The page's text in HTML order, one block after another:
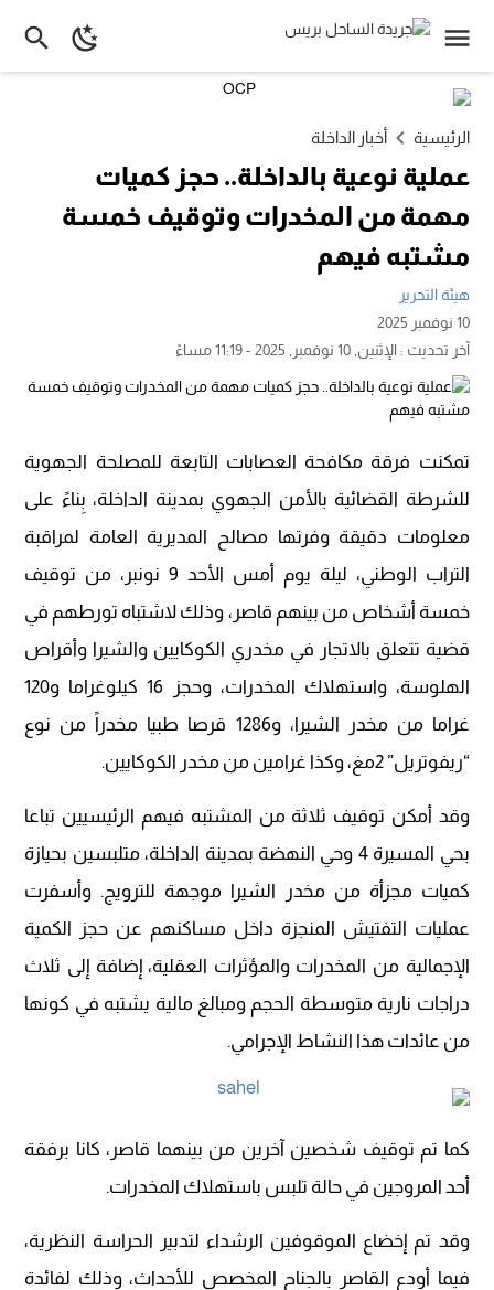
الرئيسية أخبار الداخلة
عملية نوعية بالداخلة.. حجز كميات
مهمة من المخدرات وتوقيف خمسة
مشتبه فيهم
هيئة التحرير
10 نوفمبر 2025
آخر تحديث :الإثنين, 10 نوفمبر, 2025 - 11:19 مساءً
تمكنت فرقة مكافحة العصابات التابعة للمصلحة الجهوية
للشرطة القضائية بالأمن الجهوي بمدينة الداخلة، بِناءً على
معلومات دقيقة وفرتها مصالح المديرية العامة لمراقبة
التراب الوطني، ليلة يوم أمس الأحد 9 نونبر، من توقيف
خمسة أشخاص من بينهم قاصر، وذلك لاشتباه تورطهم في
قضية تتعلق بالاتجار في مخدري الكوكايين والشيرا وأقراص
الهلوسة، واستهلاك المخدرات، وحجز 16 كيلوغراما و120
غراما من مخدر الشيرا، و1286 قرصا طبيا مخدراً من نوع
“ريفوتريل” 2مغ، وكذا غرامين من مخدر الكوكايين.
وقد أمكن توقيف ثلاثة من المشتبه فيهم الرئيسيين تباعا
بحي المسيرة 4 وحي النهضة بمدينة الداخلة، متلبسين بحيازة
كميات مجزأة من مخدر الشيرا موجهة للترويج. وأسفرت
عمليات التفتيش المنجزة داخل مساكنهم عن حجز الكمية
الإجمالية من المخدرات والمؤثرات العقلية، إضافة إلى ثلاث
دراجات نارية متوسطة الحجم ومبالغ مالية يشتبه في كونها
من عائدات هذا النشاط الإجرامي.
كما تم توقيف شخصين آخرين من بينهما قاصر، كانا برفقة
أحد المروجين في حالة تلبس باستهلاك المخدرات.
وقد تم إخضاع الموقوفين الرشداء لتدبير الحراسة النظرية،
فيما أودع القاصر بالجناح المخصص للأحداث، وذلك لفائدة